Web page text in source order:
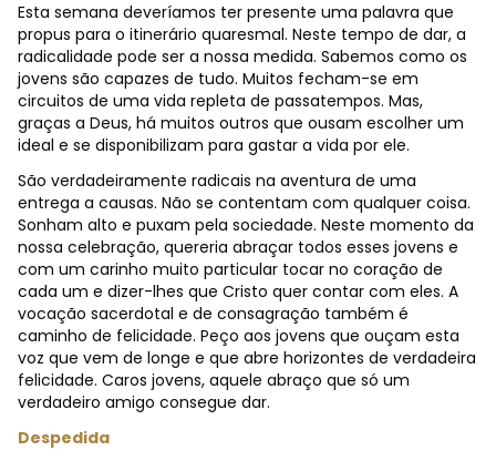
Esta semana deveríamos ter presente uma palavra que
propus para o itinerário quaresmal. Neste tempo de dar, a
radicalidade pode ser a nossa medida. Sabemos como os
jovens são capazes de tudo. Muitos fecham-se em
circuitos de uma vida repleta de passatempos. Mas,
graças a Deus, há muitos outros que ousam escolher um
ideal e se disponibilizam para gastar a vida por ele.
São verdadeiramente radicais na aventura de uma
entrega a causas. Não se contentam com qualquer coisa.
Sonham alto e puxam pela sociedade. Neste momento da
nossa celebração, quereria abraçar todos esses jovens e
com um carinho muito particular tocar no coração de
cada um e dizer-lhes que Cristo quer contar com eles. A
vocação sacerdotal e de consagração também é
caminho de felicidade. Peço aos jovens que ouçam esta
voz que vem de longe e que abre horizontes de verdadeira
felicidade. Caros jovens, aquele abraço que só um
verdadeiro amigo consegue dar.
Despedida